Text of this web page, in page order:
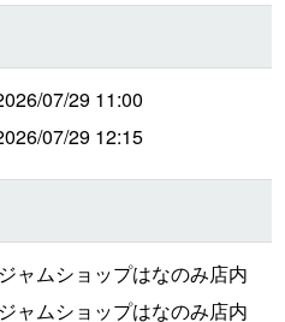
07/29 11:00
07/29 12:15
ムショップはなのみ店内
ムショップはなのみ店内